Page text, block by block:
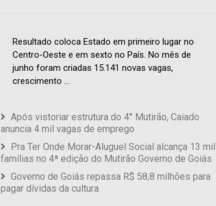
Resultado coloca Estado em primeiro lugar no
Centro-Oeste e em sexto no País. No mês de
junho foram criadas 15.141 novas vagas,
crescimento ...
Após vistoriar estrutura do 4° Mutirão, Caiado
anuncia 4 mil vagas de emprego
Pra Ter Onde Morar-Aluguel Social alcança 13 mil
famílias no 4ª edição do Mutirão Governo de Goiás
Governo de Goiás repassa R$ 58,8 milhões para
pagar dívidas da cultura